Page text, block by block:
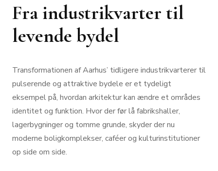
Fra industrikvarter til
levende bydel
Transformationen af Aarhus’ tidligere industrikvarterer til
pulserende og attraktive bydele er et tydeligt
eksempel på, hvordan arkitektur kan ændre et områdes
identitet og funktion. Hvor der før lå fabrikshaller,
lagerbygninger og tomme grunde, skyder der nu
moderne boligkomplekser, caféer og kulturinstitutioner
op side om side.